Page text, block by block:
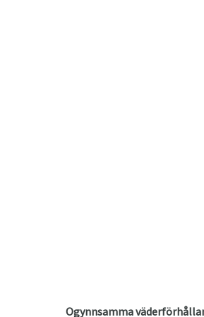
Ogynnsamma